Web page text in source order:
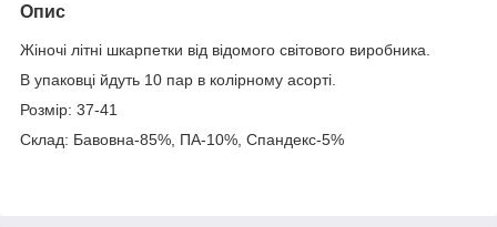
Опис
Жіночі літні шкарпетки від відомого світового виробника.
В упаковці йдуть 10 пар в колірному асорті.
Розмір: 37-41
Склад: Бавовна-85%, ПА-10%, Спандекс-5%